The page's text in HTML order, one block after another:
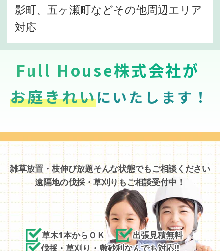
影町、五ヶ瀬町などその他周辺エリア
対応
Full House株式会社が
お庭きれいにいたします！
雑草放置・枝伸び放題そんな状態でもご相談ください
遠隔地の伐採・草刈りもご相談受付中！
草木1本からＯＫ
出張見積無料
伐採・草刈り・敷砂利なんでも対応!!